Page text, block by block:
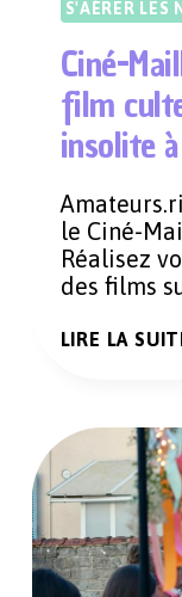
S'AÉRER LES
Ciné-
film
insolite
le Ciné-
Réalisez
des films
LIRE LA